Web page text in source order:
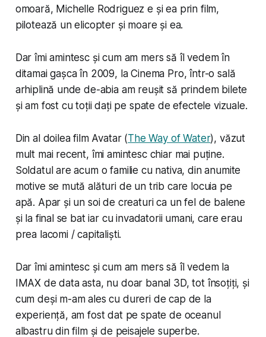
omoară, Michelle Rodriguez e și ea prin film,
pilotează un elicopter și moare și ea.
Dar îmi amintesc și cum am mers să îl vedem în
ditamai gașca în 2009, la Cinema Pro, într-o sală
arhiplină unde de-abia am reușit să prindem bilete
și am fost cu toții dați pe spate de efectele vizuale.
Din al doilea film Avatar (The Way of Water), văzut
mult mai recent, îmi amintesc chiar mai puține.
Soldatul are acum o familie cu nativa, din anumite
motive se mută alături de un trib care locuia pe
apă. Apar și un soi de creaturi ca un fel de balene
și la final se bat iar cu invadatorii umani, care erau
prea lacomi / capitaliști.
Dar îmi amintesc și cum am mers să îl vedem la
IMAX de data asta, nu doar banal 3D, tot însoțiți, și
cum deși m-am ales cu dureri de cap de la
experiență, am fost dat pe spate de oceanul
albastru din film și de peisajele superbe.